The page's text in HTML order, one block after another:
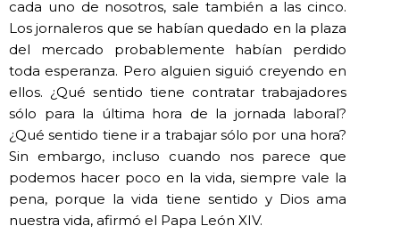
cada uno de nosotros, sale también a las cinco.
Los jornaleros que se habían quedado en la plaza
del mercado probablemente habían perdido
toda esperanza. Pero alguien siguió creyendo en
ellos. ¿Qué sentido tiene contratar trabajadores
sólo para la última hora de la jornada laboral?
¿Qué sentido tiene ir a trabajar sólo por una hora?
Sin embargo, incluso cuando nos parece que
podemos hacer poco en la vida, siempre vale la
pena, porque la vida tiene sentido y Dios ama
nuestra vida, afirmó el Papa León XIV.